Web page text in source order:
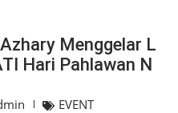
Menggelar L
Hari Pahlawan N
EVENT